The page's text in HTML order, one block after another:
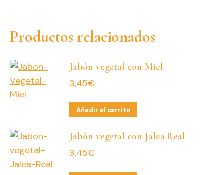
Productos relacionados
Jabón vegetal con Miel
3,45€
Añadir al carrito
Jabón vegetal con Jalea Real
3,45€